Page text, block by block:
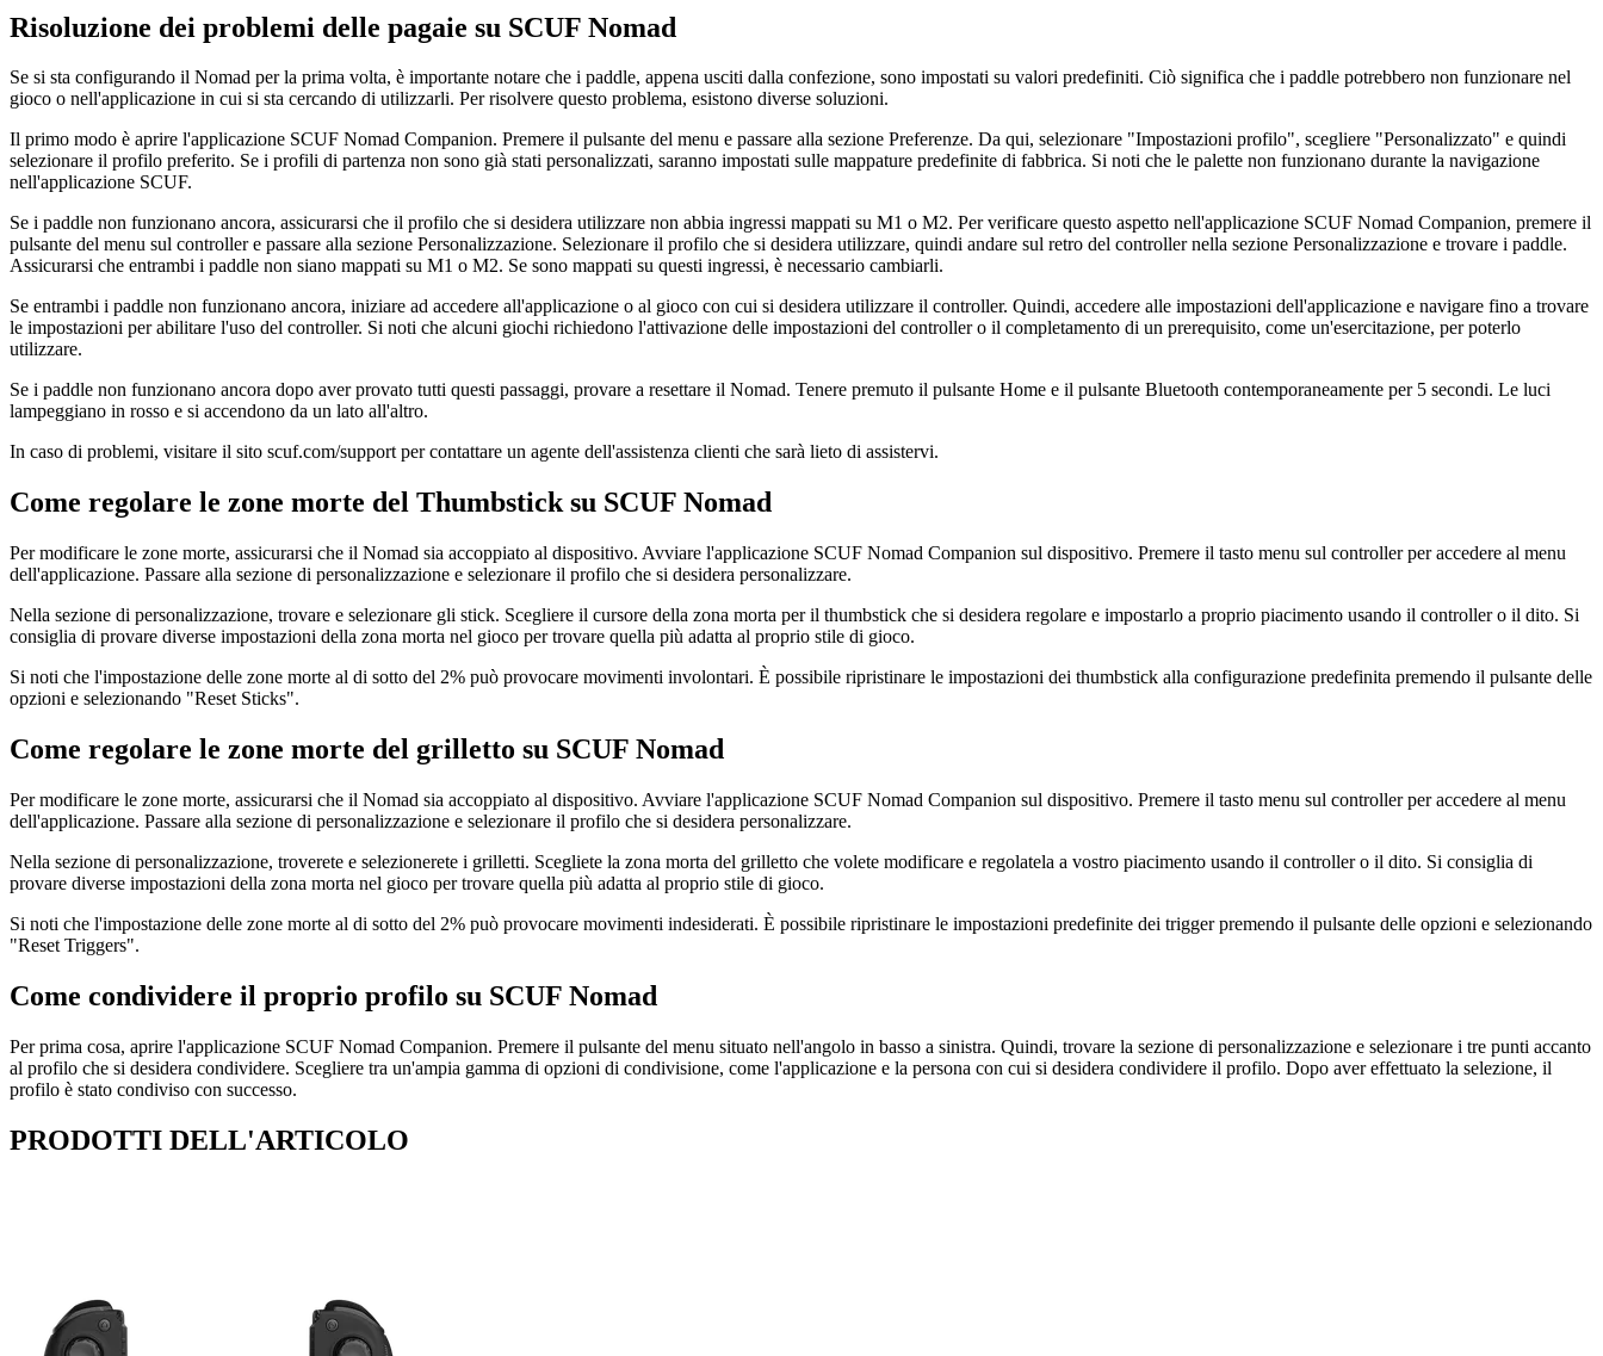
Risoluzione dei problemi delle pagaie su SCUF Nomad
Se si sta configurando il Nomad per la prima volta, è importante notare che i paddle, appena usciti dalla confezione, sono impostati su valori predefiniti. Ciò significa che i paddle potrebbero non funzionare nel
gioco o nell'applicazione in cui si sta cercando di utilizzarli. Per risolvere questo problema, esistono diverse soluzioni.
Il primo modo è aprire l'applicazione SCUF Nomad Companion. Premere il pulsante del menu e passare alla sezione Preferenze. Da qui, selezionare "Impostazioni profilo", scegliere "Personalizzato" e quindi
selezionare il profilo preferito. Se i profili di partenza non sono già stati personalizzati, saranno impostati sulle mappature predefinite di fabbrica. Si noti che le palette non funzionano durante la navigazione
nell'applicazione SCUF.
Se i paddle non funzionano ancora, assicurarsi che il profilo che si desidera utilizzare non abbia ingressi mappati su M1 o M2. Per verificare questo aspetto nell'applicazione SCUF Nomad Companion, premere il
pulsante del menu sul controller e passare alla sezione Personalizzazione. Selezionare il profilo che si desidera utilizzare, quindi andare sul retro del controller nella sezione Personalizzazione e trovare i paddle.
Assicurarsi che entrambi i paddle non siano mappati su M1 o M2. Se sono mappati su questi ingressi, è necessario cambiarli.
Se entrambi i paddle non funzionano ancora, iniziare ad accedere all'applicazione o al gioco con cui si desidera utilizzare il controller. Quindi, accedere alle impostazioni dell'applicazione e navigare fino a trovare
le impostazioni per abilitare l'uso del controller. Si noti che alcuni giochi richiedono l'attivazione delle impostazioni del controller o il completamento di un prerequisito, come un'esercitazione, per poterlo
utilizzare.
Se i paddle non funzionano ancora dopo aver provato tutti questi passaggi, provare a resettare il Nomad. Tenere premuto il pulsante Home e il pulsante Bluetooth contemporaneamente per 5 secondi. Le luci
lampeggiano in rosso e si accendono da un lato all'altro.
In caso di problemi, visitare il sito scuf.com/support per contattare un agente dell'assistenza clienti che sarà lieto di assistervi.
Come regolare le zone morte del Thumbstick su SCUF Nomad
Per modificare le zone morte, assicurarsi che il Nomad sia accoppiato al dispositivo. Avviare l'applicazione SCUF Nomad Companion sul dispositivo. Premere il tasto menu sul controller per accedere al menu
dell'applicazione. Passare alla sezione di personalizzazione e selezionare il profilo che si desidera personalizzare.
Nella sezione di personalizzazione, trovare e selezionare gli stick. Scegliere il cursore della zona morta per il thumbstick che si desidera regolare e impostarlo a proprio piacimento usando il controller o il dito. Si
consiglia di provare diverse impostazioni della zona morta nel gioco per trovare quella più adatta al proprio stile di gioco.
Si noti che l'impostazione delle zone morte al di sotto del 2% può provocare movimenti involontari. È possibile ripristinare le impostazioni dei thumbstick alla configurazione predefinita premendo il pulsante delle
opzioni e selezionando "Reset Sticks".
Come regolare le zone morte del grilletto su SCUF Nomad
Per modificare le zone morte, assicurarsi che il Nomad sia accoppiato al dispositivo. Avviare l'applicazione SCUF Nomad Companion sul dispositivo. Premere il tasto menu sul controller per accedere al menu
dell'applicazione. Passare alla sezione di personalizzazione e selezionare il profilo che si desidera personalizzare.
Nella sezione di personalizzazione, troverete e selezionerete i grilletti. Scegliete la zona morta del grilletto che volete modificare e regolatela a vostro piacimento usando il controller o il dito. Si consiglia di
provare diverse impostazioni della zona morta nel gioco per trovare quella più adatta al proprio stile di gioco.
Si noti che l'impostazione delle zone morte al di sotto del 2% può provocare movimenti indesiderati. È possibile ripristinare le impostazioni predefinite dei trigger premendo il pulsante delle opzioni e selezionando
"Reset Triggers".
Come condividere il proprio profilo su SCUF Nomad
Per prima cosa, aprire l'applicazione SCUF Nomad Companion. Premere il pulsante del menu situato nell'angolo in basso a sinistra. Quindi, trovare la sezione di personalizzazione e selezionare i tre punti accanto
al profilo che si desidera condividere. Scegliere tra un'ampia gamma di opzioni di condivisione, come l'applicazione e la persona con cui si desidera condividere il profilo. Dopo aver effettuato la selezione, il
profilo è stato condiviso con successo.
PRODOTTI DELL'ARTICOLO